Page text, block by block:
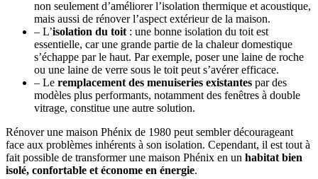
non seulement d’améliorer l’isolation thermique et acoustique,
mais aussi de rénover l’aspect extérieur de la maison.
– L’isolation du toit : une bonne isolation du toit est
essentielle, car une grande partie de la chaleur domestique
s’échappe par le haut. Par exemple, poser une laine de roche
ou une laine de verre sous le toit peut s’avérer efficace.
– Le remplacement des menuiseries existantes par des
modèles plus performants, notamment des fenêtres à double
vitrage, constitue une autre solution.
Rénover une maison Phénix de 1980 peut sembler décourageant
face aux problèmes inhérents à son isolation. Cependant, il est tout à
fait possible de transformer une maison Phénix en un habitat bien
isolé, confortable et économe en énergie.